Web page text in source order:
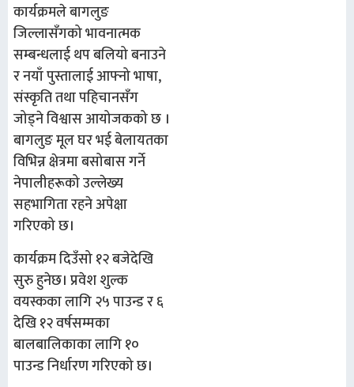
कार्यक्रमले बागलुङ
जिल्लासँगको भावनात्मक
सम्बन्धलाई थप बलियो बनाउने
र नयाँ पुस्तालाई आफ्नो भाषा,
संस्कृति तथा पहिचानसँग
जोड्ने विश्वास आयोजकको छ ।
बागलुङ मूल घर भई बेलायतका
विभिन्न क्षेत्रमा बसोबास गर्ने
नेपालीहरूको उल्लेख्य
सहभागिता रहने अपेक्षा
गरिएको छ।
कार्यक्रम दिउँसो १२ बजेदेखि
सुरु हुनेछ। प्रवेश शुल्क
वयस्कका लागि २५ पाउन्ड र ६
देखि १२ वर्षसम्मका
बालबालिकाका लागि १०
पाउन्ड निर्धारण गरिएको छ।